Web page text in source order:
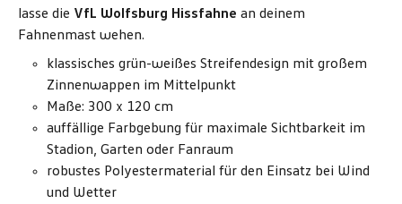
lasse die VfL Wolfsburg Hissfahne an deinem
Fahnenmast wehen.
klassisches grün-weißes Streifendesign mit großem
Zinnenwappen im Mittelpunkt
Maße: 300 x 120 cm
auffällige Farbgebung für maximale Sichtbarkeit im
Stadion, Garten oder Fanraum
robustes Polyestermaterial für den Einsatz bei Wind
und Wetter